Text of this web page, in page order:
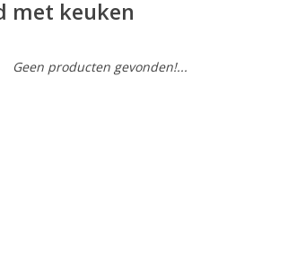
met keuken
Geen producten gevonden!...